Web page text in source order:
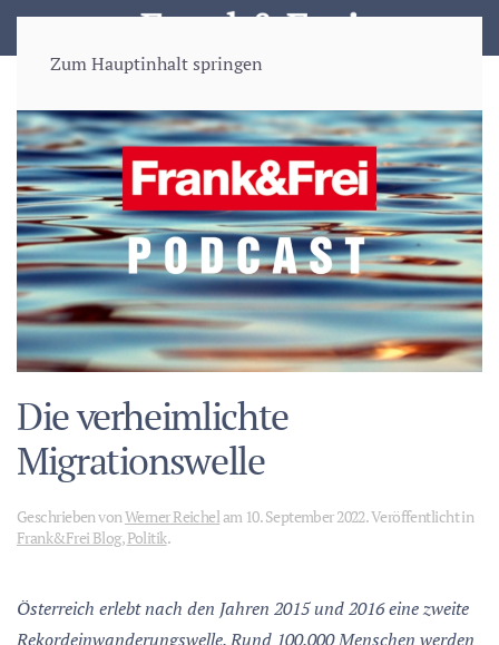
Zum Hauptinhalt springen
Die verheimlichte
Migrationswelle
Geschrieben vonWerner Reichelam 10. September 2022. Veröffentlicht in
Frank&Frei Blog,Politik.
Österreich erlebt nach den Jahren 2015 und 2016 eine zweite
Rekordeinwanderungswelle. Rund 100.000 Menschen werden